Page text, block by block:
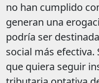
no han cumplido
generan una
podría ser
social más efectiva.
que quiera seguir